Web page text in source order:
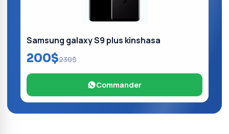
Samsung galaxy S9 plus kinshasa
200$230$
Commander